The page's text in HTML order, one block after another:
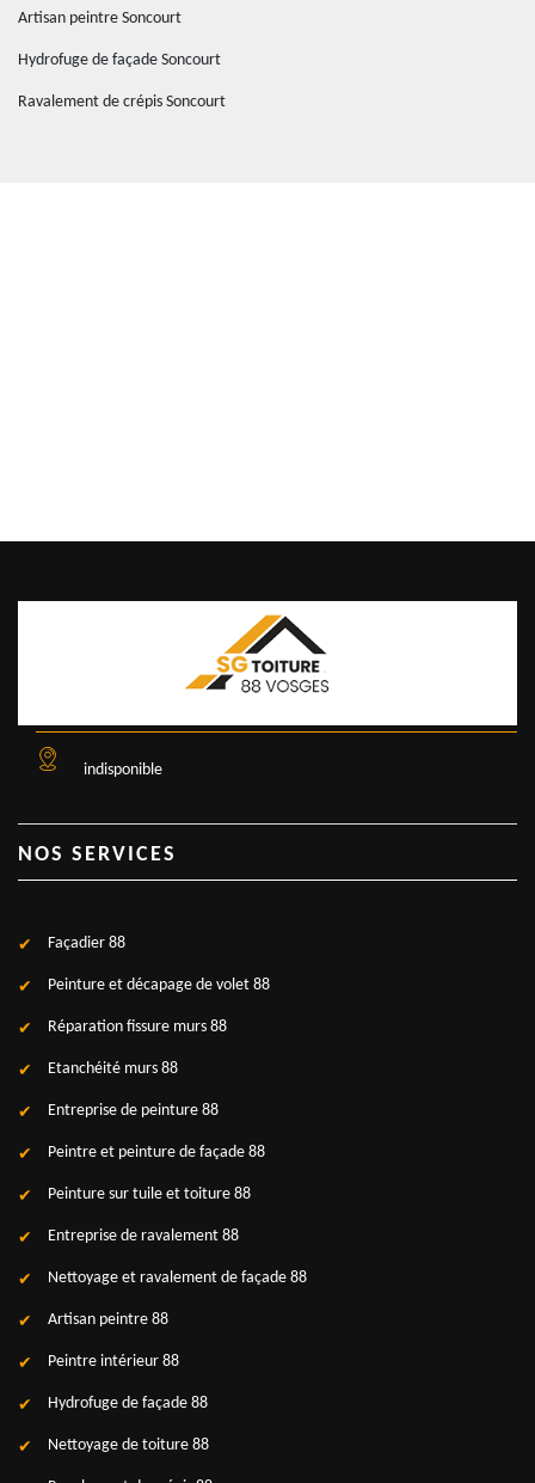
Artisan peintre Soncourt
Hydrofuge de façade Soncourt
Ravalement de crépis Soncourt
indisponible
NOS SERVICES
Façadier 88
Peinture et décapage de volet 88
Réparation fissure murs 88
Etanchéité murs 88
Entreprise de peinture 88
Peintre et peinture de façade 88
Peinture sur tuile et toiture 88
Entreprise de ravalement 88
Nettoyage et ravalement de façade 88
Artisan peintre 88
Peintre intérieur 88
Hydrofuge de façade 88
Nettoyage de toiture 88